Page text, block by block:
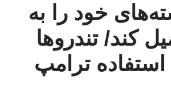
خود را به
کند/ تندروها
ترامپ